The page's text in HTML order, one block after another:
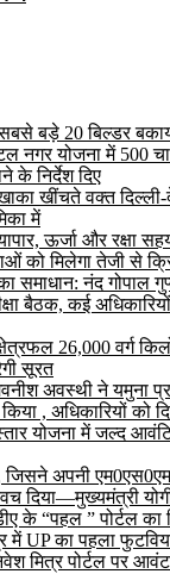
बड़े 20 बिल्डर
नगर योजना में 500
के निर्देश दिए
खींचते वक्त दिल्ली-
में
ऊर्जा और रक्षा
को मिलेगा तेजी से
समाधान: नंद गोपाल
बैठक, कई
26,000 वर्ग
सूरत
अवस्थी ने यमुना
, अधिकारियों को
योजना में जल्द
जिसने अपनी
दिया—मुख्यमंत्री
के “पहल ” पोर्टल का
में UP का पहला
मित्र पोर्टल पर